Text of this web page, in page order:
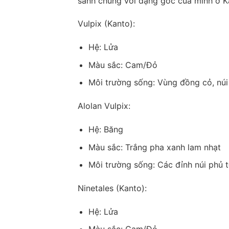
Vulpix (Kanto):
Hệ: Lửa
Màu sắc: Cam/Đỏ
Môi trường sống: Vùng đồng cỏ,
Alolan Vulpix:
Hệ: Băng
Màu sắc: Trắng pha xanh lam nhạt
Môi trường sống: Các đỉnh núi phủ
Ninetales (Kanto):
Hệ: Lửa